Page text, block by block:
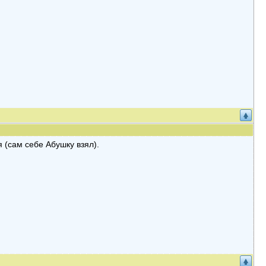
себе Абушку взял).